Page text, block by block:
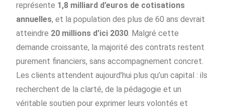
représente 1,8 milliard d’euros de cotisations
annuelles, et la population des plus de 60 ans devrait
atteindre 20 millions d’ici 2030. Malgré cette
demande croissante, la majorité des contrats restent
purement financiers, sans accompagnement concret.
Les clients attendent aujourd’hui plus qu’un capital : ils
recherchent de la clarté, de la pédagogie et un
véritable soutien pour exprimer leurs volontés et